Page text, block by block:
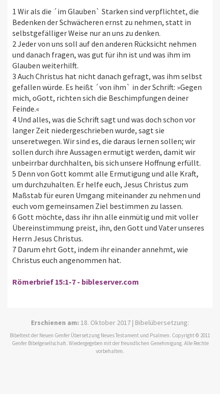
1 Wir als die ´im Glauben` Starken sind verpflichtet, die
Bedenken der Schwächeren ernst zu nehmen, statt in
selbstgefälliger Weise nur an uns zu denken.
2 Jeder von uns soll auf den anderen Rücksicht nehmen
und danach fragen, was gut für ihn ist und was ihm im
Glauben weiterhilft.
3 Auch Christus hat nicht danach gefragt, was ihm selbst
gefallen würde. Es heißt ´von ihm` in der Schrift: »Gegen
mich, oGott, richten sich die Beschimpfungen deiner
Feinde.«
4 Und alles, was die Schrift sagt und was doch schon vor
langer Zeit niedergeschrieben wurde, sagt sie
unseretwegen. Wir sind es, die daraus lernen sollen; wir
sollen durch ihre Aussagen ermutigt werden, damit wir
unbeirrbar durchhalten, bis sich unsere Hoffnung erfüllt.
5 Denn von Gott kommt alle Ermutigung und alle Kraft,
um durchzuhalten. Er helfe euch, Jesus Christus zum
Maßstab für euren Umgang miteinander zu nehmen und
euch vom gemeinsamen Ziel bestimmen zu lassen.
6 Gott möchte, dass ihr ihn alle einmütig und mit voller
Übereinstimmung preist, ihn, den Gott und Vater unseres
Herrn Jesus Christus.
7 Darum ehrt Gott, indem ihr einander annehmt, wie
Christus euch angenommen hat.
Römerbrief 15:1-7 - bibleserver.com
Erschienen am: 18. Oktober 2017 | Bibelübersetzung:
Bibeltext der Neuen Genfer Übersetzung Neues Testament und Psalmen. Copyright © 2011
Genfer Bibelgesellschaft. Wiedergegeben mit der freundlichen Genehmigung. Alle Rechte
vorbehalten.